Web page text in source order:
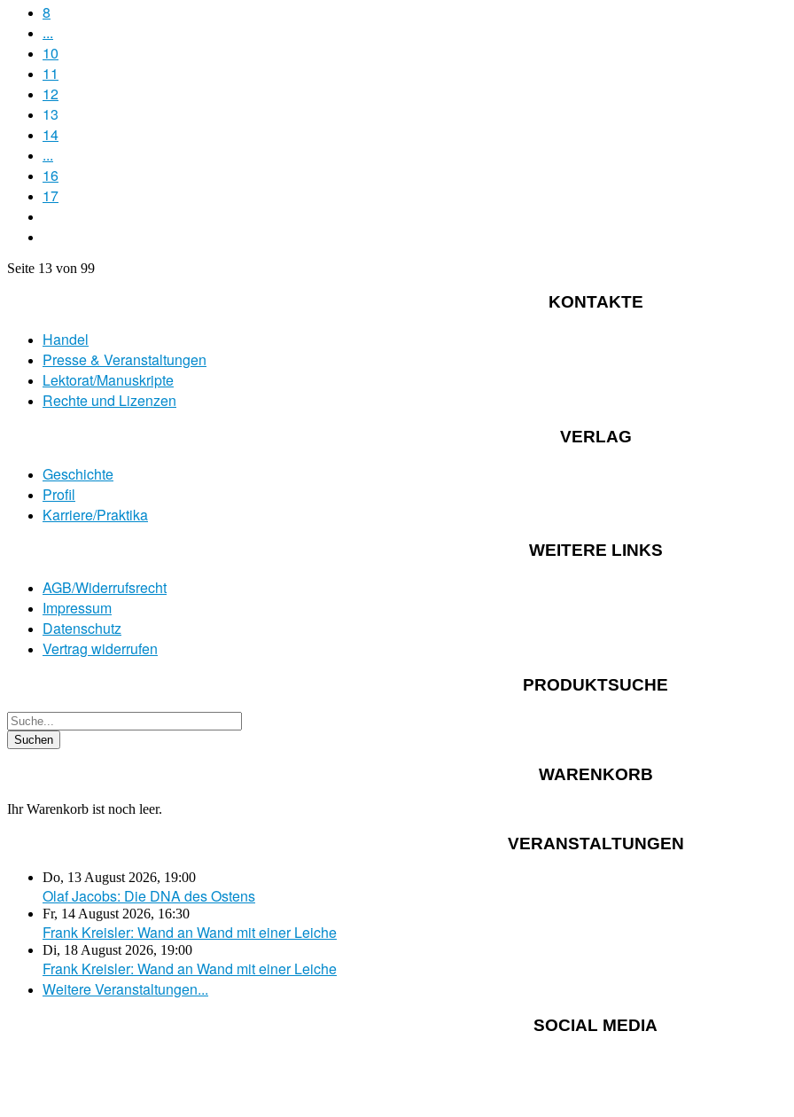
8
...
10
11
12
13
14
...
16
17
Seite 13 von 99
KONTAKTE
Handel
Presse & Veranstaltungen
Lektorat/Manuskripte
Rechte und Lizenzen
VERLAG
Geschichte
Profil
Karriere/Praktika
WEITERE LINKS
AGB/Widerrufsrecht
Impressum
Datenschutz
Vertrag widerrufen
PRODUKTSUCHE
WARENKORB
Ihr Warenkorb ist noch leer.
VERANSTALTUNGEN
Do, 13 August 2026, 19:00
Olaf Jacobs: Die DNA des Ostens
Fr, 14 August 2026, 16:30
Frank Kreisler: Wand an Wand mit einer Leiche
Di, 18 August 2026, 19:00
Frank Kreisler: Wand an Wand mit einer Leiche
Weitere Veranstaltungen...
SOCIAL MEDIA